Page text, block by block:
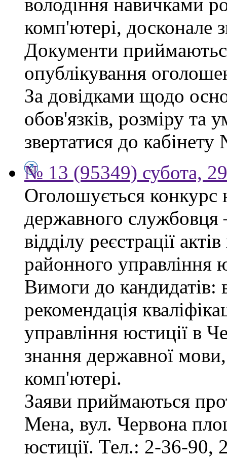
комп'ютері, досконале
Документи
опублікування
За довідками щодо
обов'язків, розміру та
звертатися до
№ 13 (95349) субота,
Оголошується конкурс
державного службовця
відділу реєстрації
районного управління
Вимоги до
рекомендація
управління юстиції в
знання державної
комп'ютері.
Заяви приймаються
Мена, вул. Червона
юстиції. Тел.: 2-36-90,